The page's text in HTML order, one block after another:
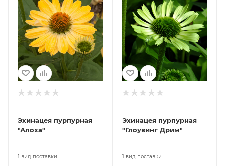
Эхинацея пурпурная
"Алоха"
1 вид поставки
Эхинацея пурпурная
"Глоувинг Дрим"
1 вид поставки